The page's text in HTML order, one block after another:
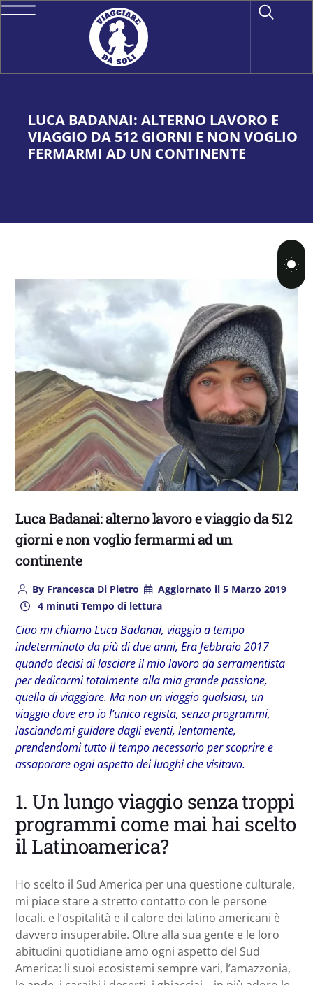
LUCA BADANAI: ALTERNO LAVORO E
VIAGGIO DA 512 GIORNI E NON VOGLIO
FERMARMI AD UN CONTINENTE
Luca Badanai: alterno lavoro e viaggio da 512
giorni e non voglio fermarmi ad un
continente
ByFrancesca Di Pietro Aggiornato il 5 Marzo 2019
4 minuti Tempo di lettura
Ciao mi chiamo Luca Badanai, viaggio a tempo
indeterminato da più di due anni, Era febbraio 2017
quando decisi di lasciare il mio lavoro da serramentista
per dedicarmi totalmente alla mia grande passione,
quella di viaggiare. Ma non un viaggio qualsiasi, un
viaggio dove ero io l’unico regista, senza programmi,
lasciandomi guidare dagli eventi, lentamente,
prendendomi tutto il tempo necessario per scoprire e
assaporare ogni aspetto dei luoghi che visitavo.
1. Un lungo viaggio senza troppi
programmi come mai hai scelto
il Latinoamerica?
Ho scelto il Sud America per una questione culturale,
mi piace stare a stretto contatto con le persone
locali. e l’ospitalità e il calore dei latino americani è
davvero insuperabile. Oltre alla sua gente e le loro
abitudini quotidiane amo ogni aspetto del Sud
America: li suoi ecosistemi sempre vari, l’amazzonia,